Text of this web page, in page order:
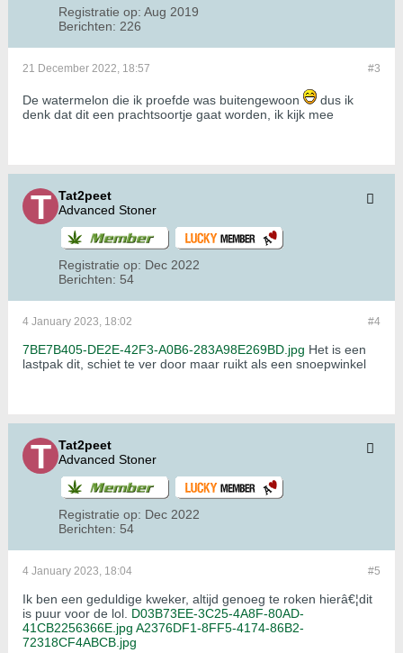
Registratie op: Aug 2019
Berichten: 226
#3
21 December 2022, 18:57
De watermelon die ik proefde was buitengewoon
dus ik
denk dat dit een prachtsoortje gaat worden, ik kijk mee
Tat2peet
Advanced Stoner
Registratie op: Dec 2022
Berichten: 54
#4
4 January 2023, 18:02
7BE7B405-DE2E-42F3-A0B6-283A98E269BD.jpg Het is een
lastpak dit, schiet te ver door maar ruikt als een snoepwinkel
Tat2peet
Advanced Stoner
Registratie op: Dec 2022
Berichten: 54
#5
4 January 2023, 18:04
Ik ben een geduldige kweker, altijd genoeg te roken hierâ€¦dit
is puur voor de lol. D03B73EE-3C25-4A8F-80AD-
41CB2256366E.jpg A2376DF1-8FF5-4174-86B2-
72318CF4ABCB.jpg